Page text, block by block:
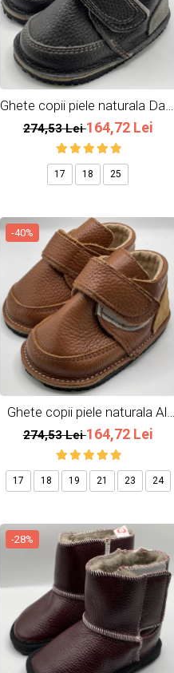
Ghete copii piele naturala Dark
Grey
274,53 Lei164,72 Lei
17 18 25
-40%
Ghete copii piele naturala All
Brown
274,53 Lei164,72 Lei
17 18 19 21 23 24
-28%